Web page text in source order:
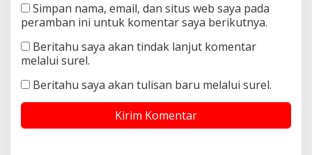
Simpan nama, email, dan situs web saya pada
peramban ini untuk komentar saya berikutnya.
Beritahu saya akan tindak lanjut komentar
melalui surel.
Beritahu saya akan tulisan baru melalui surel.